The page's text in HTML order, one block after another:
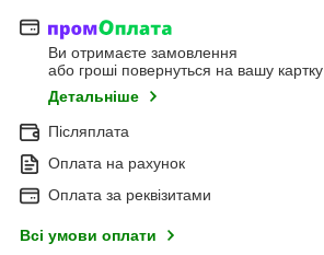
Ви отримаєте замовлення
або гроші повернуться на вашу картку
Детальніше
Післяплата
Оплата на рахунок
Оплата за реквізитами
Всі умови оплати